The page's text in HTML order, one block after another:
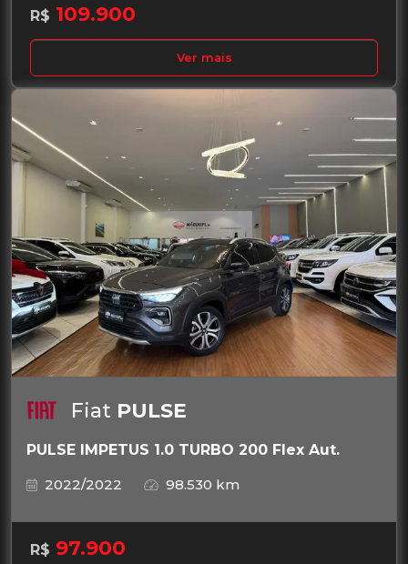
R$ 109.900
Ver mais
Fiat PULSE
PULSE IMPETUS 1.0 TURBO 200 Flex Aut.
2022/2022
98.530 km
R$ 97.900